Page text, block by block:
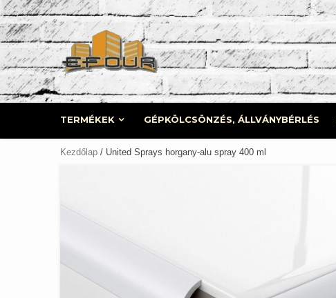
Skip
to
content
TERMÉKEK GÉPKÖLCSÖNZÉS, ÁLLVÁNYBÉRLÉS
Kezdőlap / United Sprays horgany-alu spray 400 ml